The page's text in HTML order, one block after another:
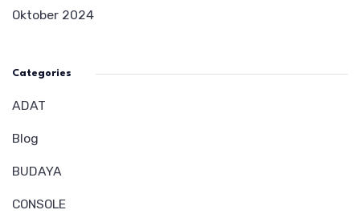
Oktober 2024
Categories
ADAT
Blog
BUDAYA
CONSOLE